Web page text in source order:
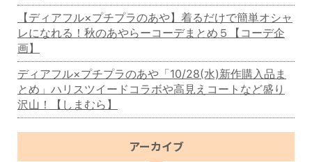
【ディアフル×プチプラのあや】着るだけで簡単オシャ
レになれる！秋のあやらーコーデまとめ５【コーデ企
画】
ディアフル×プチプラのあや「10/28(水)新作購入品ま
とめ」ハリスツイードコラボや高見えコートなど盛り
沢山！【しまむら】
アーカイブ